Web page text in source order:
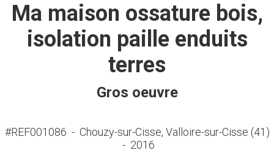
Ma maison ossature bois,
isolation paille enduits
terres
Gros oeuvre
#REF001086 - Chouzy-sur-Cisse, Valloire-sur-Cisse (41)
- 2016